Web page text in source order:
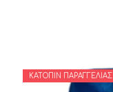
ΚΑΤΌΠΙΝ ΠΑΡΑΓΓΕΛΊΑΣ